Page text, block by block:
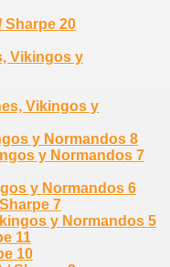
Sharpe 20
Vikingos y
Vikingos y
y Normandos 8
y Normandos 7
y Normandos 6
7
y Normandos 5
11
10